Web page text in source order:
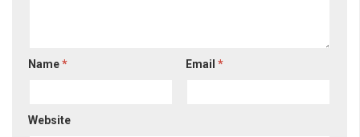
Name* Email*
Website